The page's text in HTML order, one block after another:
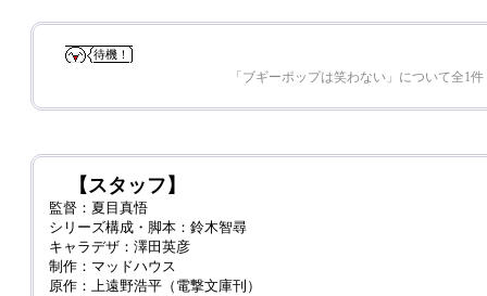
待機！
「ブギーポップは笑わない」について全1件
【スタッフ】
監督：夏目真悟
シリーズ構成・脚本：鈴木智尋
キャラデザ：澤田英彦
制作：マッドハウス
原作：上遠野浩平（電撃文庫刊）